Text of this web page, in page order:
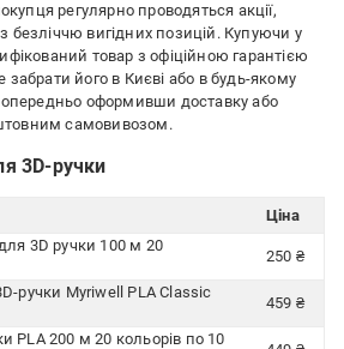
регулярно проводяться акції,
безліччю вигідних позицій. Купуючи у
товар з офіційною гарантією
забрати його в Києві або в будь-якому
оформивши доставку або
самовивозом.
3D-ручки
Ціна
3D ручки 100 м 20
250 ₴
ручки Myriwell PLA Classic
459 ₴
PLA 200 м 20 кольорів по 10